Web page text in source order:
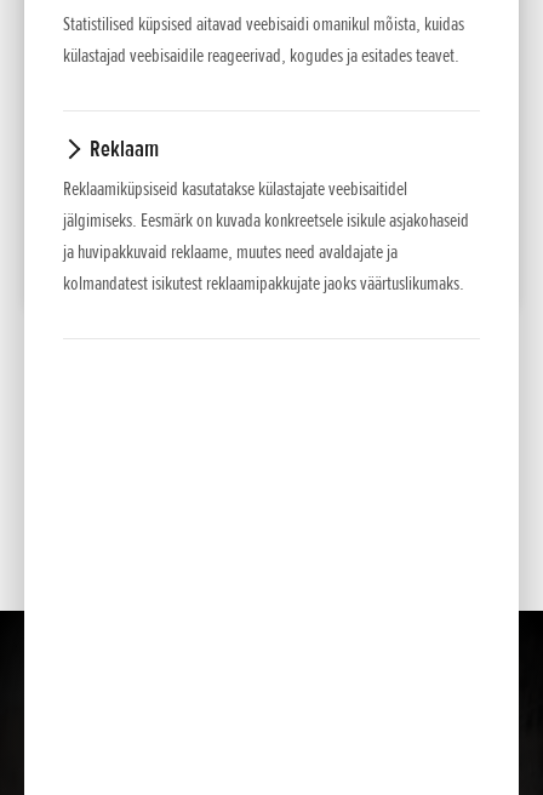
Statistilised küpsised aitavad veebisaidi omanikul mõista, kuidas
külastajad veebisaidile reageerivad, kogudes ja esitades teavet.
Reklaam
Reklaamiküpsiseid kasutatakse külastajate veebisaitidel
jälgimiseks. Eesmärk on kuvada konkreetsele isikule asjakohaseid
ja huvipakkuvaid reklaame, muutes need avaldajate ja
kolmandatest isikutest reklaamipakkujate jaoks väärtuslikumaks.
kW / pmin
41,3kW/9,500min-1
(95/1/EC)
EUR sis. km 24%
Liising kuus
60 kuud/10% sisse
LISA VÕRDLUSESSE